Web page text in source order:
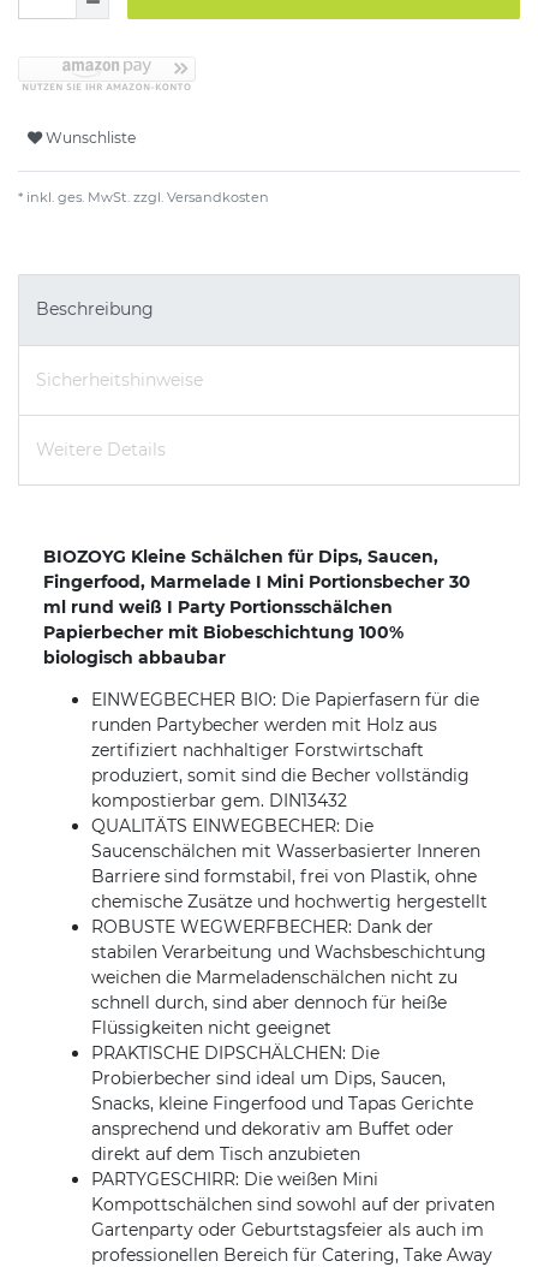
Wunschliste
* inkl. ges. MwSt. zzgl. Versandkosten
Beschreibung
Sicherheitshinweise
Weitere Details
BIOZOYG Kleine Schälchen für Dips, Saucen,
Fingerfood, Marmelade I Mini Portionsbecher 30
ml rund weiß I Party Portionsschälchen
Papierbecher mit Biobeschichtung 100%
biologisch abbaubar
EINWEGBECHER BIO: Die Papierfasern für die
runden Partybecher werden mit Holz aus
zertifiziert nachhaltiger Forstwirtschaft
produziert, somit sind die Becher vollständig
kompostierbar gem. DIN13432
QUALITÄTS EINWEGBECHER: Die
Saucenschälchen mit Wasserbasierter Inneren
Barriere sind formstabil, frei von Plastik, ohne
chemische Zusätze und hochwertig hergestellt
ROBUSTE WEGWERFBECHER: Dank der
stabilen Verarbeitung und Wachsbeschichtung
weichen die Marmeladenschälchen nicht zu
schnell durch, sind aber dennoch für heiße
Flüssigkeiten nicht geeignet
PRAKTISCHE DIPSCHÄLCHEN: Die
Probierbecher sind ideal um Dips, Saucen,
Snacks, kleine Fingerfood und Tapas Gerichte
ansprechend und dekorativ am Buffet oder
direkt auf dem Tisch anzubieten
PARTYGESCHIRR: Die weißen Mini
Kompottschälchen sind sowohl auf der privaten
Gartenparty oder Geburtstagsfeier als auch im
professionellen Bereich für Catering, Take Away